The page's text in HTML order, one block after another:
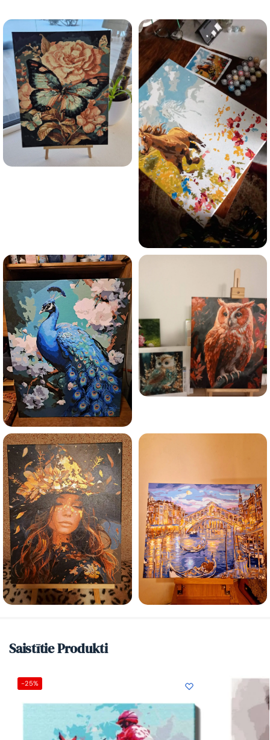
Saistītie Produkti
-25%